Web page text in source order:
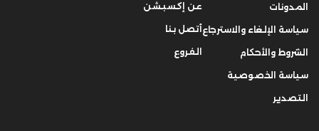
المدونات
سياسة الإلغاء والاسترجاع
الشروط والأحكام
سياسة الخصوصية
التصدير
عن إكسبشن
أتصل بنا
الفروع